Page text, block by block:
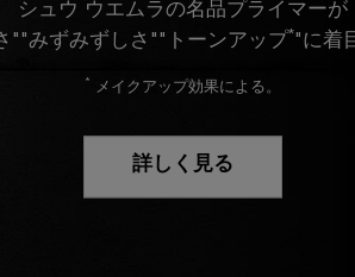
シュウ ウエムラの名品プライマーが
""みずみずしさ""トーンアップ*"に着
* メイクアップ効果による。
詳しく見る